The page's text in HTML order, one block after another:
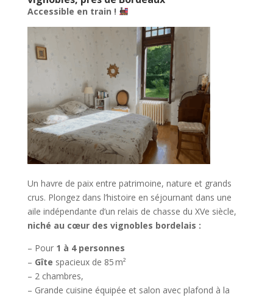
Accessible en train !
Un havre de paix entre patrimoine, nature et grands
crus. Plongez dans l’histoire en séjournant dans une
aile indépendante d’un relais de chasse du XVe siècle,
niché au cœur des vignobles bordelais :
– Pour1 à 4 personnes
– Gîte spacieux de 85 m²
– 2 chambres,
– Grande cuisine équipée et salon avec plafond à la